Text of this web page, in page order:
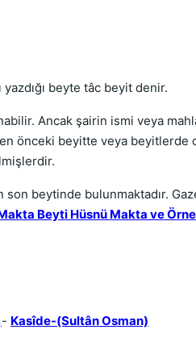
beyte tâc beyit denir.
Ancak şairin ismi veya
beyitte veya beyitlerde
beytinde bulunmaktadır.
Beyti Hüsnü Makta ve
- Kasîde-(Sultân Osman)